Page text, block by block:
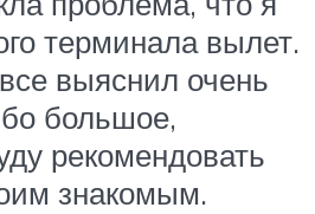
терминала вылет.
выяснил очень
большое,
рекомендовать
знакомым.